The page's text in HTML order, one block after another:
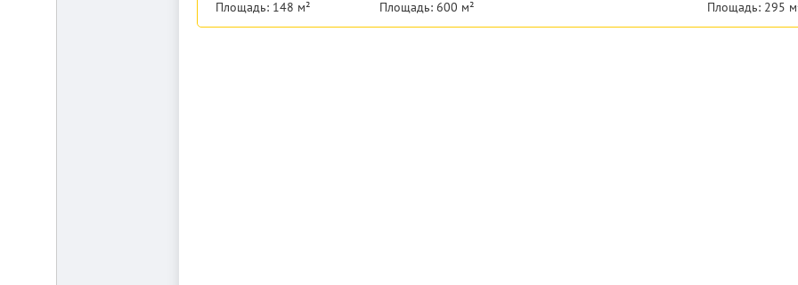
Площадь: 148 м²
Площадь: 600 м²
Площадь: 295